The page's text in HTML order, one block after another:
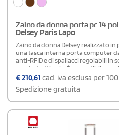
Zaino da donna porta pc 14
Delsey Paris Lapo
Zaino da donna Delsey realizzato
una tasca interna porta computer
anti-RFID e di spallacci regolabili in
comfort ottimale. È compatibile con
capacità di 21 litri. Le sue dimensioni
€210,61 cad. iva esclusa per
Spedizione gratuita